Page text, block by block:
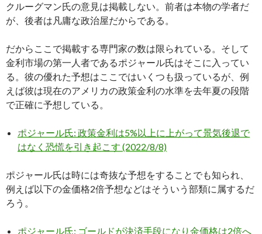
クルーグマン氏の意見は掲載しない。前者は本物の学者だ
が、後者は凡庸な政治屋だからである。
だからここで掲載する専門家の数は限られている。そして
金利市場の第一人者であるポジャール氏はそこに入ってい
る。彼の優れた予想はここではいくつも扱っているが、例
えば彼は現在のアメリカの政策金利の水準を去年夏の段階
で正確に予想している。
ポジャール氏: 政策金利は5%以上に上がって景気後退で
はなく恐慌を引き起こす (2022/8/8)
ポジャール氏は時には奇抜な予想をすることでも知られ、
例えば以下の金価格2倍予想などはそういう部類に属するだ
ろう。
ポジャール氏: ゴールドが決済手段になり金価格は2倍へ